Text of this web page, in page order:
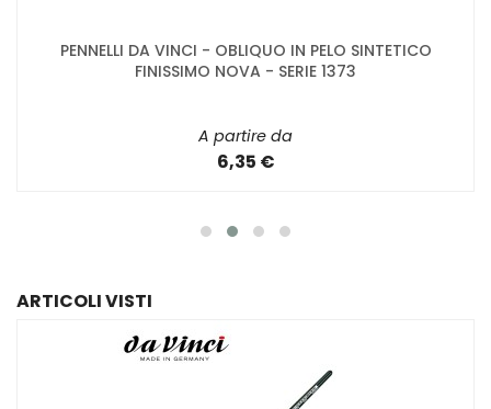
PENNELLI DA VINCI - OBLIQUO IN PELO SINTETICO
FINISSIMO NOVA - SERIE 1373
A partire da
6,35 €
ARTICOLI VISTI